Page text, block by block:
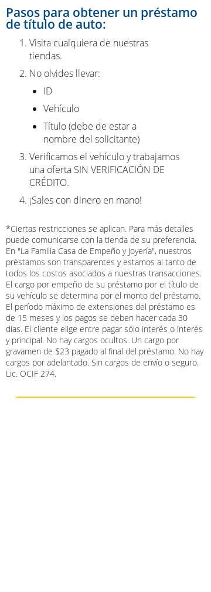
Pasos para obtener un préstamo
de título de auto:
Visita cualquiera de nuestras
tiendas.
No olvides llevar:
ID
Vehículo
Título (debe de estar a
nombre del solicitante)
Verificamos el vehículo y trabajamos
una oferta SIN VERIFICACIÓN DE
CRÉDITO.
¡Sales con dinero en mano!
*Ciertas restricciones se aplican. Para más detalles
puede comunicarse con la tienda de su preferencia.
En "La Familia Casa de Empeño y Joyería", nuestros
préstamos son transparentes y estamos al tanto de
todos los costos asociados a nuestras transacciones.
El cargo por empeño de su préstamo por el título de
su vehículo se determina por el monto del préstamo.
El período máximo de extensiones del préstamo es
de 15 meses y los pagos se deben hacer cada 30
días. El cliente elige entre pagar sólo interés o interés
y principal. No hay cargos ocultos. Un cargo por
gravamen de $23 pagado al final del préstamo. No hay
cargos por adelantado. Sin cargos de envío o seguro.
Lic. OCIF 274.